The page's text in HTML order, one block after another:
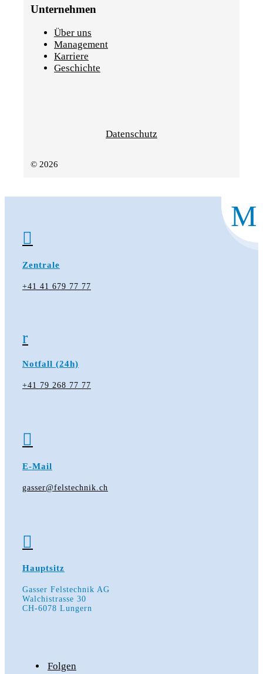
Unternehmen
Über uns
Management
Karriere
Geschichte
Datenschutz
© 2026
M

Zentrale
+41 41 679 77 77
r
Notfall (24h)
+41 79 268 77 77

E-Mail
gasser@felstechnik.ch

Hauptsitz
Gasser Felstechnik AG
Walchistrasse 30
CH-6078 Lungern
Folgen